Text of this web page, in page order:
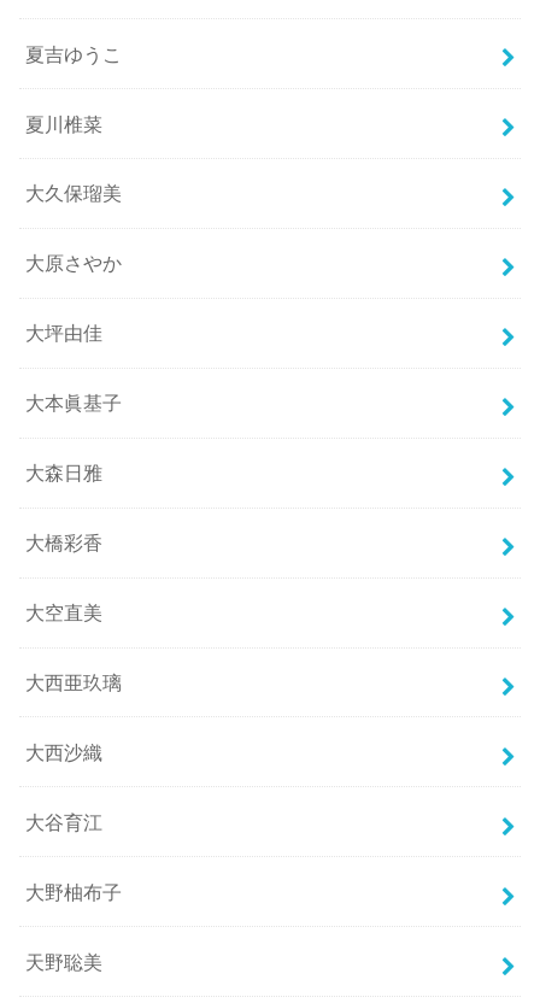
夏吉ゆうこ
夏川椎菜
大久保瑠美
大原さやか
大坪由佳
大本眞基子
大森日雅
大橋彩香
大空直美
大西亜玖璃
大西沙織
大谷育江
大野柚布子
天野聡美